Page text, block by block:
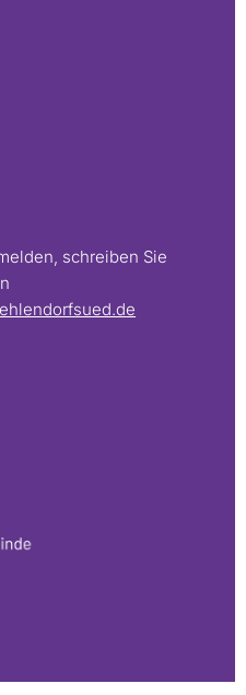
schreiben Sie